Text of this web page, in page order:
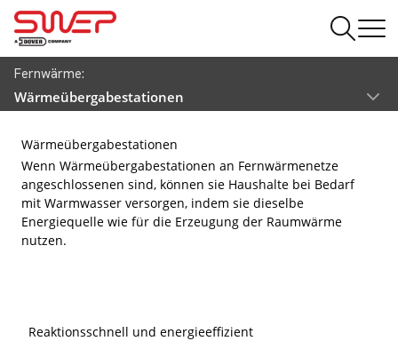
Fernwärme:
Wärmeübergabestationen
Wärmeübergabestationen
Wenn Wärmeübergabestationen an Fernwärmenetze
angeschlossenen sind, können sie Haushalte bei Bedarf
mit Warmwasser versorgen, indem sie dieselbe
Energiequelle wie für die Erzeugung der Raumwärme
nutzen.
Reaktionsschnell und energieeffizient